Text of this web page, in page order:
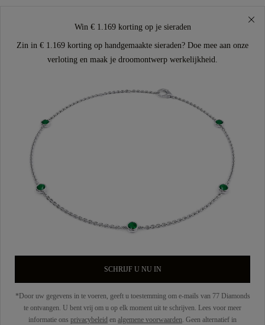
Win € 1.169 korting op je sieraden
Zin in € 1.169 korting op handgemaakte sieraden? Doe mee aan onze
verloting en maak je droomontwerp werkelijkheid.
SCHRIJF U NU IN
*Door uw gegevens in te voeren, geeft u toestemming om e-mails van 77 Diamonds
te ontvangen. U bent vrij om u op elk moment uit te schrijven. Lees voor meer
informatie ons privacybeleid en algemene voorwaarden. Geen alternatief in